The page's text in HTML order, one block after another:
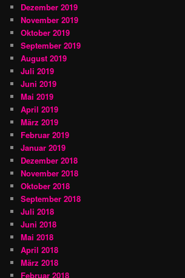
Dezember 2019
November 2019
Oktober 2019
September 2019
August 2019
Juli 2019
Juni 2019
Mai 2019
April 2019
März 2019
Februar 2019
Januar 2019
Dezember 2018
November 2018
Oktober 2018
September 2018
Juli 2018
Juni 2018
Mai 2018
April 2018
März 2018
Februar 2018